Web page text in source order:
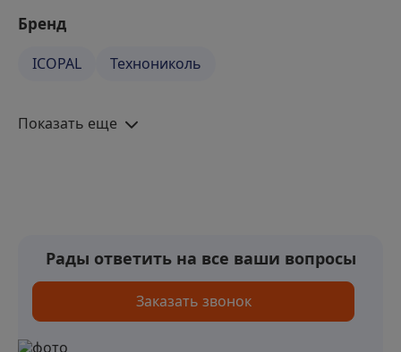
Бренд
ICOPAL Технониколь
Показать еще
Рады ответить на все ваши вопросы
Заказать звонок